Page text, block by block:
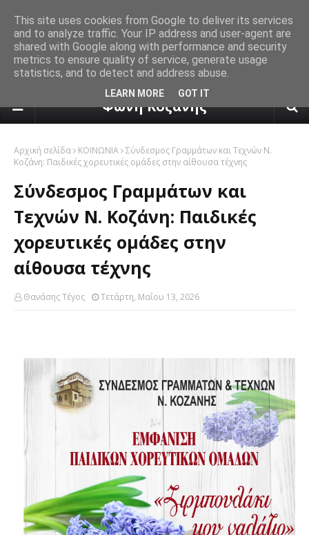
πρόγνωση καιρού από το
Φωνή Κοζάνης
Αρχική σελίδα ΚΟΙΝΩΝΙΑ Σύνδεσμος Γραμμάτων και Τεχνών Ν.
Κοζάνη: Παιδικές χορευτικές ομάδες στην αίθουσα τέχνης
Σύνδεσμος Γραμμάτων και
Τεχνών Ν. Κοζάνη: Παιδικές
χορευτικές ομάδες στην
αίθουσα τέχνης
Θανάσης Τέγος Τετάρτη, Μαΐου 13, 2026
This site uses cookies from Google to deliver its services
and to analyze traffic. Your IP address and user-agent are
shared with Google along with performance and security
metrics to ensure quality of service, generate usage
statistics, and to detect and address abuse.
LEARN MORE GOT IT